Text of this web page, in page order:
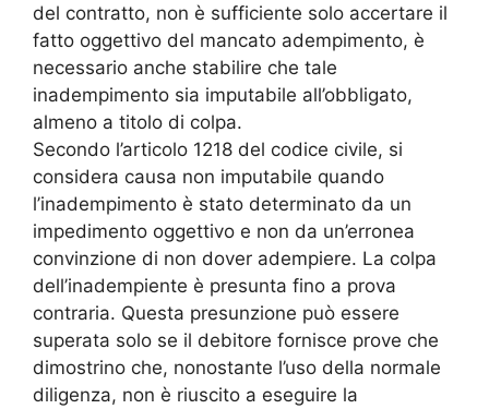
del contratto, non è sufficiente solo accertare il
fatto oggettivo del mancato adempimento, è
necessario anche stabilire che tale
inadempimento sia imputabile all’obbligato,
almeno a titolo di colpa.
Secondo l’articolo 1218 del codice civile, si
considera causa non imputabile quando
l’inadempimento è stato determinato da un
impedimento oggettivo e non da un’erronea
convinzione di non dover adempiere. La colpa
dell’inadempiente è presunta fino a prova
contraria. Questa presunzione può essere
superata solo se il debitore fornisce prove che
dimostrino che, nonostante l’uso della normale
diligenza, non è riuscito a eseguire la